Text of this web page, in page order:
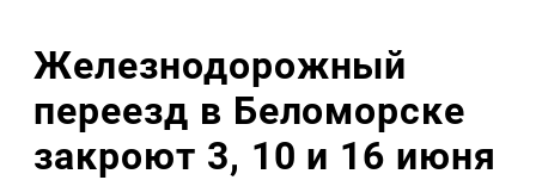
Железнодорожный
переезд в Беломорске
закроют 3, 10 и 16 июня